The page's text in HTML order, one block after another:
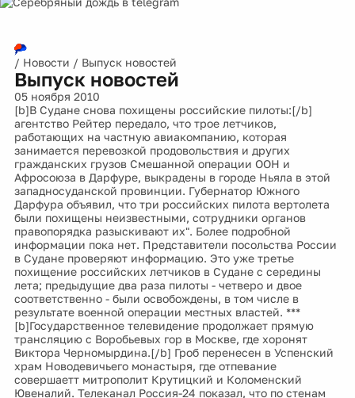
/ Новости / Выпуск новостей
Выпуск новостей
05 ноября 2010
[b]В Судане снова похищены российские пилоты:[/b]
агентство Рейтер передало, что трое летчиков,
работающих на частную авиакомпанию, которая
занимается перевозкой продовольствия и других
гражданских грузов Смешанной операции ООН и
Афросоюза в Дарфуре, выкрадены в городе Ньяла в этой
западносуданской провинции. Губернатор Южного
Дарфура объявил, что три российских пилота вертолета
были похищены неизвестными, сотрудники органов
правопорядка разыскивают их". Более подробной
информации пока нет. Представители посольства России
в Судане проверяют информацию. Это уже третье
похищение российских летчиков в Судане с середины
лета; предыдущие два раза пилоты - четверо и двое
соответственно - были освобождены, в том числе в
результате военной операции местных властей. ***
[b]Государственное телевидение продолжает прямую
трансляцию с Воробьевых гор в Москве, где хоронят
Виктора Черномырдина.[/b] Гроб перенесен в Успенский
храм Новодевичьего монастыря, где отпевание
совершаетт митрополит Крутицкий и Коломенский
Ювеналий. Телеканал Россия-24 показал, что по стенам